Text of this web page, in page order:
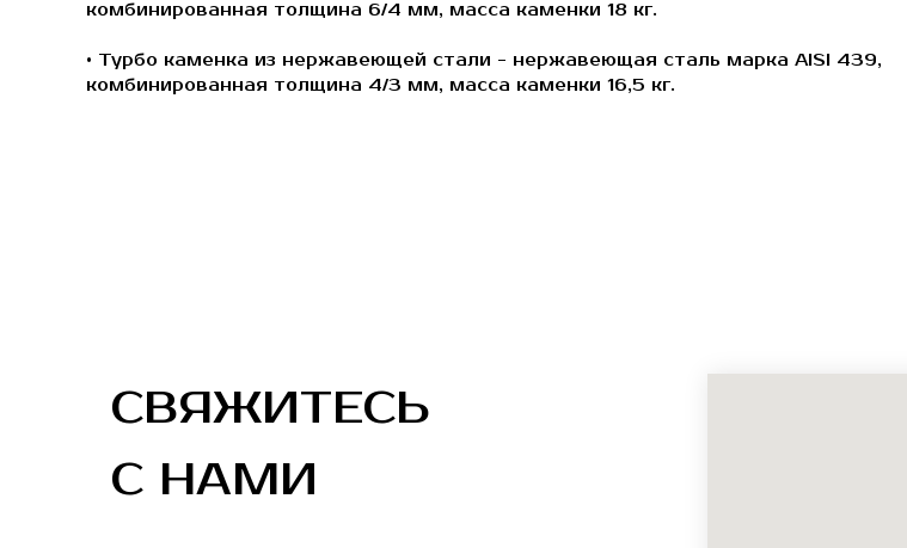
комбинированная толщина 6/4 мм, масса каменки 18 кг.
• Турбо каменка из нержавеющей стали - нержавеющая сталь марка AISI 439,
комбинированная толщина 4/3 мм, масса каменки 16,5 кг.
СВЯЖИТЕСЬ
С НАМИ